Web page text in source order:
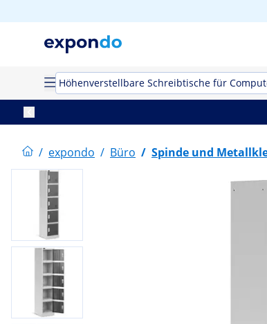
Höhenverstellbare Schreibtische für
/ expondo / Büro / Spinde und